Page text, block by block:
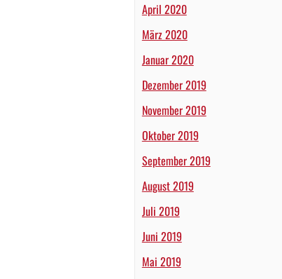
April 2020
März 2020
Januar 2020
Dezember 2019
November 2019
Oktober 2019
September 2019
August 2019
Juli 2019
Juni 2019
Mai 2019